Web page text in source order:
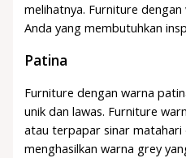
melihatnya. Furniture
Anda yang membutuhkan
Patina
Furniture dengan warna
unik dan lawas. Furniture
atau terpapar sinar matahari
menghasilkan warna grey